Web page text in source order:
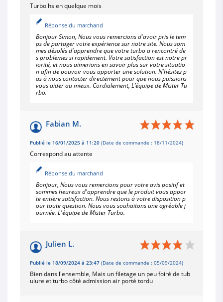
Turbo hs en quelque mois
Réponse du marchand
Bonjour Simon, Nous vous remercions d'avoir pris le tem
ps de partager votre expérience sur notre site. Nous som
mes désolés d'apprendre que votre turbo a rencontré de
s problèmes si rapidement. Votre satisfaction est notre pr
iorité, et nous aimerions en savoir plus sur votre situatio
n afin de pouvoir vous apporter une solution. N'hésitez p
as à nous contacter directement pour que nous puissions
vous aider au mieux. Cordialement, L’équipe de Mister Tu
rbo.
Fabian M.
Publié le 16/01/2025 à 11:20 (Date de commande : 18/11/2024)
Correspond au attente
Réponse du marchand
Bonjour, Nous vous remercions pour votre avis positif et
sommes heureux d'apprendre que le produit vous appor
te entière satisfaction. Nous restons à votre disposition p
our toute question. Nous vous souhaitons une agréable j
ournée. L'équipe de Mister Turbo.
Julien L.
Publié le 18/09/2024 à 23:47 (Date de commande : 05/09/2024)
Bien dans l'ensemble, Mais un filetage un peu foiré de tub
ulure et turbo côté admission air porté tordu